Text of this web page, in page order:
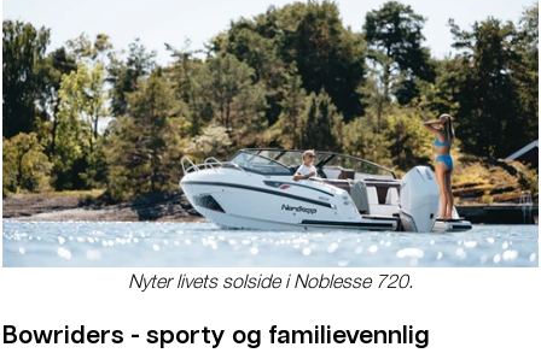
Nyter livets solside i Noblesse 720.
Bowriders - sporty og familievennlig